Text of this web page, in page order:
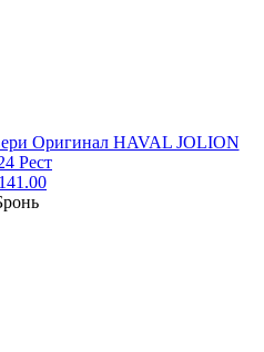
Оригинал HAVAL JOLION
Рест